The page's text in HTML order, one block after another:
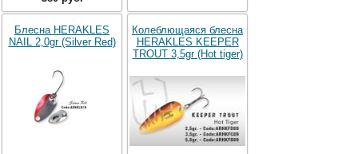
Блесна HERAKLES
NAIL 2,0gr (Silver Red)
Колеблющаяся блесна
HERAKLES KEEPER
TROUT 3,5gr (Hot tiger)